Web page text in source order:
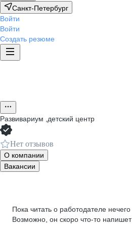
Санкт-Петербург
Войти
Войти
Создать резюме
Развивариум ,детский центр
Нет отзывов
О компании
Вакансии
Пока читать о работодателе нечего
Возможно, он скоро что‑то напишет